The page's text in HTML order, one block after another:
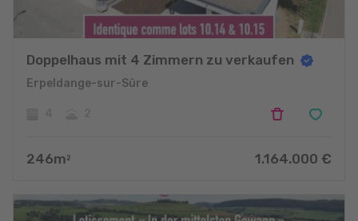
Doppelhaus mit 4 Zimmern zu verkaufen
Erpeldange-sur-Sûre
246m 2 1.164.000 €